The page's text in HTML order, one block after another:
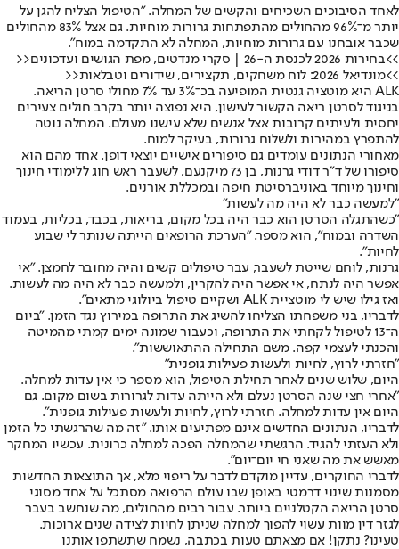
לאחד הסיבוכים השכיחים והקשים של המחלה. "הטיפול הצליח להגן על
יותר מ־96% מהחולים מהתפתחות גרורות מוחיות. גם אצל 83% מהחולים
שכבר אובחנו עם גרורות מוחיות, המחלה לא התקדמה במוח".
>>בחירות 2026 לכנסת ה-26 | סקרי מנדטים, מפת הגושים ועדכונים<<
>>מונדיאל 2026: לוח משחקים, תקצירים, שידורים וטבלאות<<
ALK היא מוטציה גנטית המופיעה בכ־3% עד 7% מחולי סרטן הריאה.
בניגוד לסרטן ריאה הקשור לעישון, היא נפוצה יותר בקרב חולים צעירים
יחסית ולעיתים קרובות אצל אנשים שלא עישנו מעולם. המחלה נוטה
להתפרץ במהירות ולשלוח גרורות, בעיקר למוח.
מאחורי הנתונים עומדים גם סיפורים אישיים יוצאי דופן. אחד מהם הוא
סיפורו של ד"ר דודי גרנות, בן 73 מיקנעם, לשעבר ראש חוג ללימודי חינוך
וחינוך מיוחד באוניברסיטת חיפה ובמכללת אורנים.
"למעשה כבר לא היה מה לעשות"
"כשהתגלה הסרטן הוא כבר היה בכל מקום, בריאות, בכבד, בכליות, בעמוד
השדרה ובמוח", הוא מספר. "הערכת הרופאים הייתה שנותר לי שבוע
לחיות".
גרנות, לוחם שייטת לשעבר, עבר טיפולים קשים והיה מחובר לחמצן. "אי
אפשר היה לנתח, אי אפשר היה להקרין, ולמעשה כבר לא היה מה לעשות.
ואז גילו שיש לי מוטציית ALK ושקיים טיפול ביולוגי מתאים".
לדבריו, בני משפחתו הצליחו להשיג את התרופה במירוץ נגד הזמן. "ביום
ה־13 לטיפול לקחתי את התרופה, וכעבור שמונה ימים קמתי מהמיטה
והכנתי לעצמי קפה. משם התחילה ההתאוששות".
"חזרתי לרוץ, לחיות ולעשות פעילות גופנית"
היום, שלוש שנים לאחר תחילת הטיפול, הוא מספר כי אין עדות למחלה.
"אחרי חצי שנה הסרטן נעלם ולא הייתה עדות לגרורות בשום מקום. גם
היום אין עדות למחלה. חזרתי לרוץ, לחיות ולעשות פעילות גופנית".
לדבריו, הנתונים החדשים אינם מפתיעים אותו. "זה מה שהרגשתי כל הזמן
ולא העזתי להגיד. הרגשתי שהמחלה הפכה למחלה כרונית. עכשיו המחקר
מאשש את מה שאני חי יום־יום".
לדברי החוקרים, עדיין מוקדם לדבר על ריפוי מלא, אך התוצאות החדשות
מסמנות שינוי דרמטי באופן שבו עולם הרפואה מסתכל על אחד מסוגי
סרטן הריאה הקטלניים ביותר. עבור רבים מהחולים, מה שנחשב בעבר
לגזר דין מוות עשוי להפוך למחלה שניתן לחיות לצידה שנים ארוכות.
טעינו? נתקן! אם מצאתם טעות בכתבה, נשמח שתשתפו אותנו